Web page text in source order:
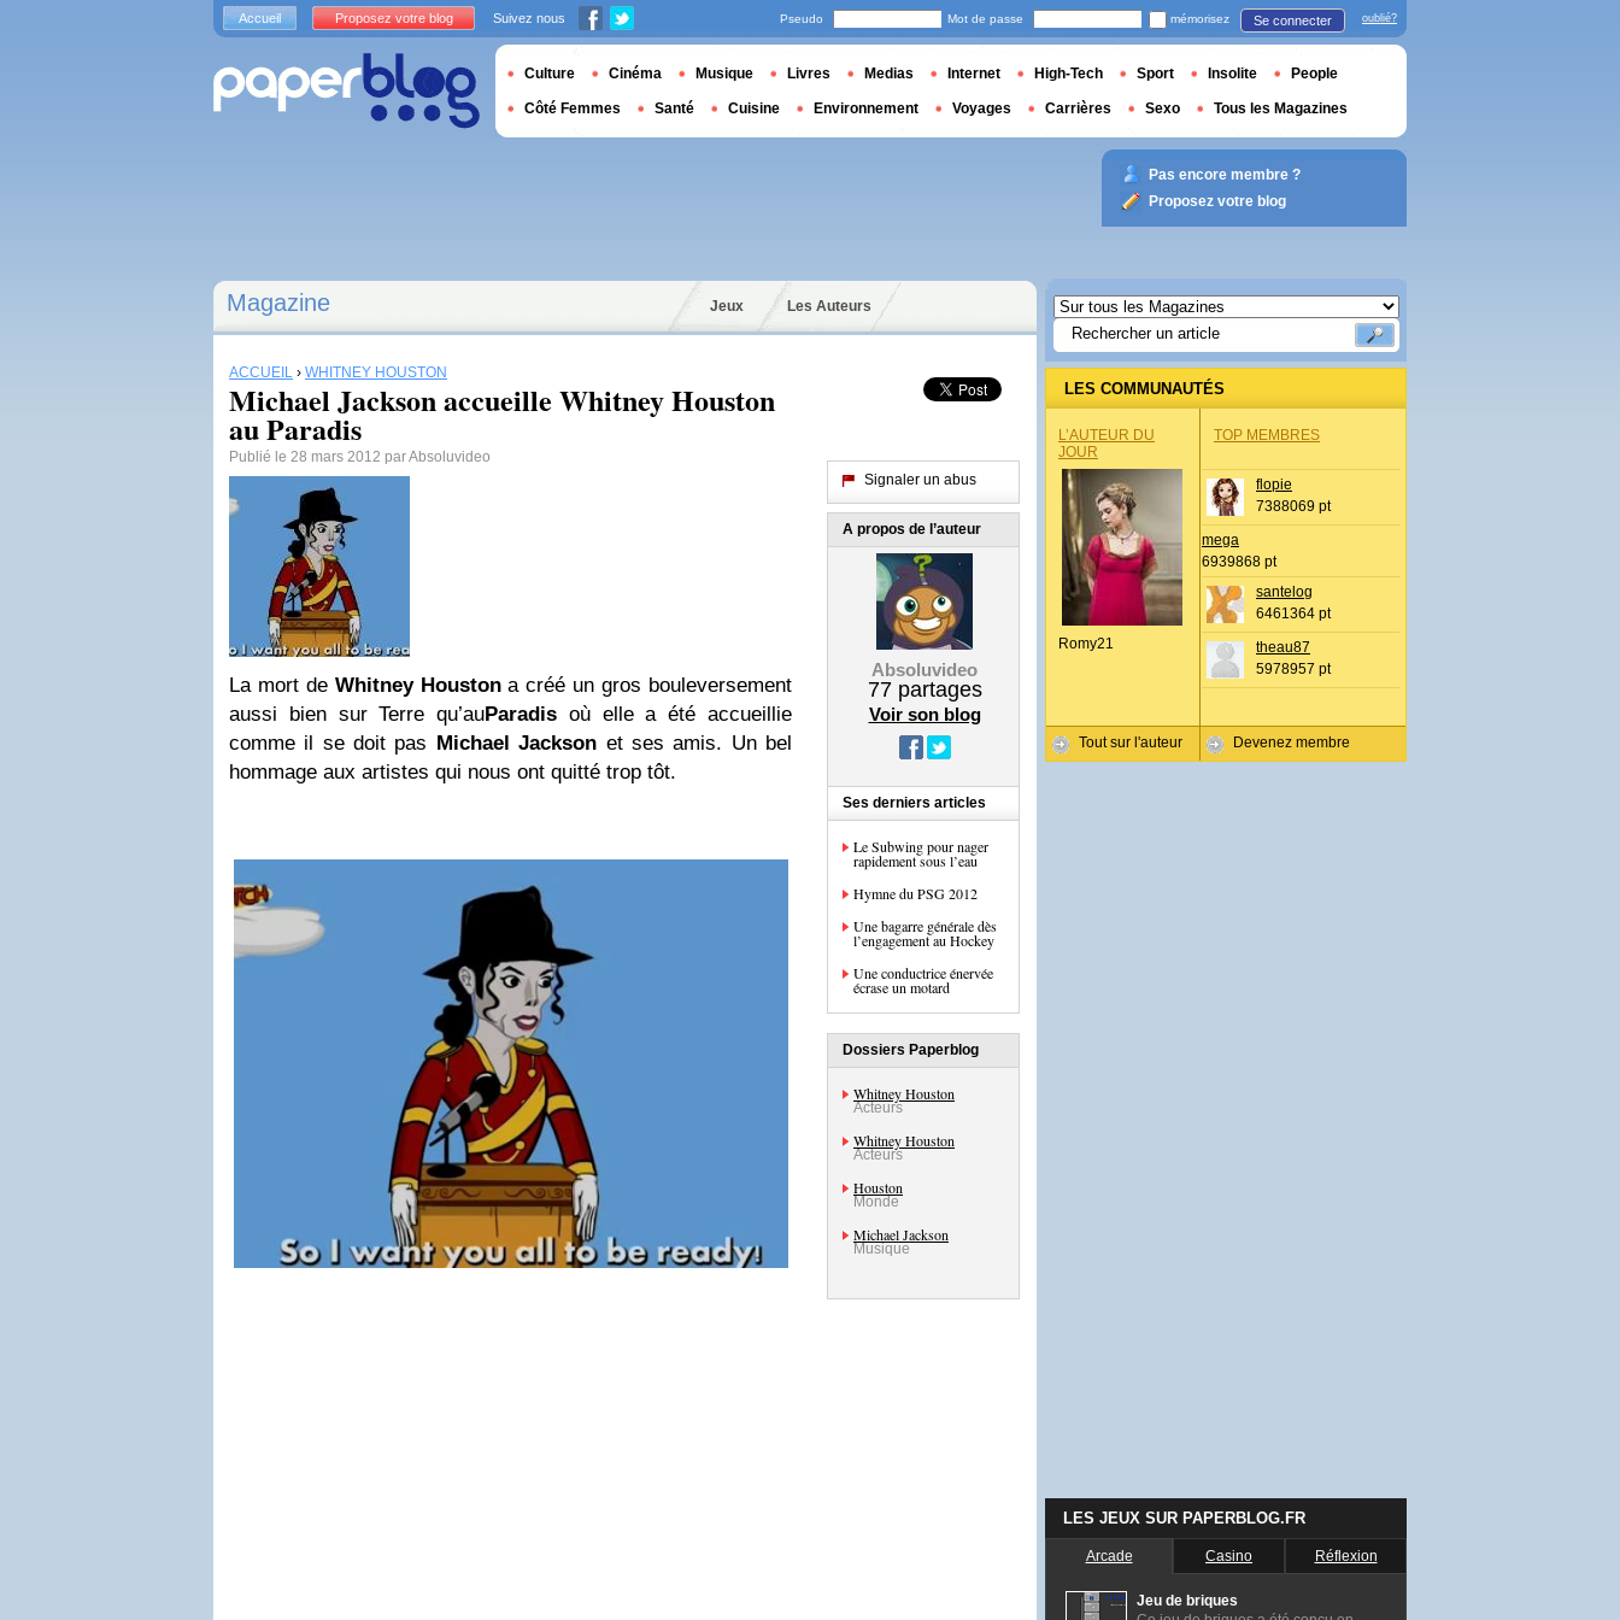
Magazine Jeux Les Auteurs
ACCUEIL › WHITNEY HOUSTON
Michael Jackson accueille Whitney Houston
au Paradis
Publié le 28 mars 2012 par Absoluvideo
La mort de Whitney Houstona créé un gros bouleversement
aussi bien sur Terre qu’auParadis où elle a été accueillie
comme il se doit pas Michael Jackson et ses amis. Un bel
hommage aux artistes qui nous ont quitté trop tôt.
Signaler un abus
A propos de l’auteur
Absoluvideo
77partages
Voir son blog
Ses derniers articles
Le Subwing pour nager
rapidement sous l’eau
Hymne du PSG 2012
Une bagarre générale dès
l’engagement au Hockey
Une conductrice énervée
écrase un motard
Dossiers Paperblog
Whitney Houston
Acteurs
Whitney Houston
Acteurs
Houston
Monde
Michael Jackson
Musique
LES COMMUNAUTÉS
L’AUTEUR DU
JOUR
Romy21
Tout sur l'auteur
TOP MEMBRES
flopie
7388069 pt
mega
6939868 pt
santelog
6461364 pt
theau87
5978957 pt
Devenez membre
LES JEUX SUR PAPERBLOG.FR
Arcade Casino Réflexion
Jeu de briques
Accueil Proposez votre blog Suivez nous Pseudo Mot de passe mémorisez Se connecter oublié?
Culture Cinéma Musique Livres Medias Internet High-Tech Sport Insolite People
Côté Femmes Santé Cuisine Environnement Voyages Carrières Sexo Tous les Magazines
Pas encore membre ?
Proposez votre blog